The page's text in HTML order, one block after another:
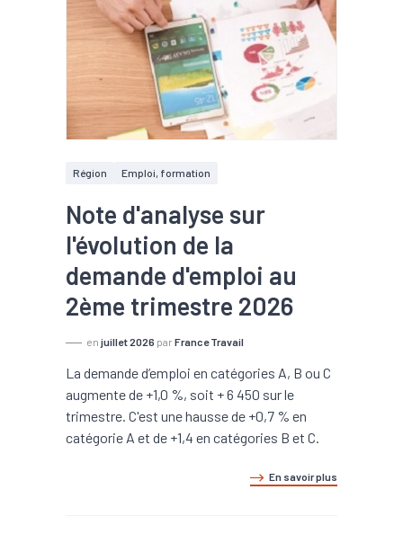
Région Emploi, formation
Note d'analyse sur
l'évolution de la
demande d'emploi au
2ème trimestre 2026
en juillet 2026 par France Travail
La demande d’emploi en catégories A, B ou C
augmente de +1,0 %, soit + 6 450 sur le
trimestre. C'est une hausse de +0,7 % en
catégorie A et de +1,4 en catégories B et C.
En savoir plus